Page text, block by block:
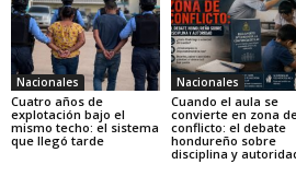
Nacionales
Cuatro años de
explotación bajo el
mismo techo: el sistema
que llegó tarde
Nacionales
Cuando el aula se
convierte en zona
conflicto: el debate
hondureño sobre
disciplina y